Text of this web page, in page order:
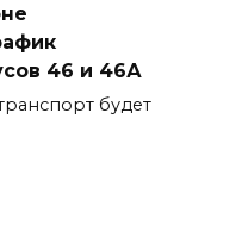
46 и 46А
будет